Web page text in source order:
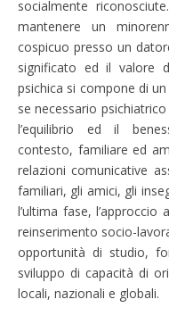
socialmente
mantenere un
cospicuo presso un
significato ed il valore
psichica si compone di
se necessario
l’equilibrio ed il
contesto, familiare ed
relazioni comunicative
familiari, gli amici, gli
l’ultima fase,
reinserimento socio-
opportunità di studio,
sviluppo di capacità di
locali, nazionali e globali.